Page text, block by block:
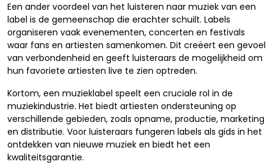
Een ander voordeel van het luisteren naar muziek van een
label is de gemeenschap die erachter schuilt. Labels
organiseren vaak evenementen, concerten en festivals
waar fans en artiesten samenkomen. Dit creëert een gevoel
van verbondenheid en geeft luisteraars de mogelijkheid om
hun favoriete artiesten live te zien optreden.
Kortom, een muzieklabel speelt een cruciale rol in de
muziekindustrie. Het biedt artiesten ondersteuning op
verschillende gebieden, zoals opname, productie, marketing
en distributie. Voor luisteraars fungeren labels als gids in het
ontdekken van nieuwe muziek en biedt het een
kwaliteitsgarantie.